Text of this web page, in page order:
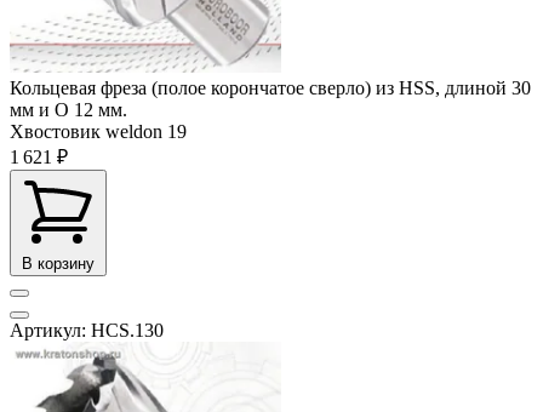
Кольцевая фреза (полое корончатое сверло) из HSS, длиной 30
мм и O 12 мм.
Хвостовик weldon 19
1 621 ₽
В корзину
Артикул: HCS.130